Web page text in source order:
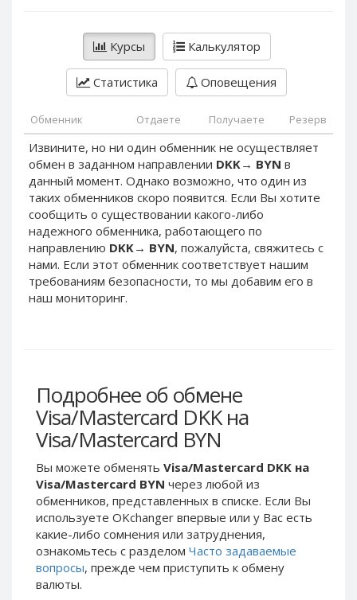
Курсы Калькулятор
Статистика Оповещения
Обменник Отдаете Получаете Резерв
Извините, но ни один обменник не осуществляет
обмен в заданном направлении DKK→ BYN в
данный момент. Однако возможно, что один из
таких обменников скоро появится. Если Вы хотите
сообщить о существовании какого-либо
надежного обменника, работающего по
направлению DKK→ BYN, пожалуйста, свяжитесь с
нами. Если этот обменник соответствует нашим
требованиям безопасности, то мы добавим его в
наш мониторинг.
Подробнее об обмене
Visa/Mastercard DKK на
Visa/Mastercard BYN
Вы можете обменять Visa/Mastercard DKK на
Visa/Mastercard BYN через любой из
обменников, представленных в списке. Если Вы
используете OKchanger впервые или у Вас есть
какие-либо сомнения или затруднения,
ознакомьтесь с разделом Часто задаваемые
вопросы, прежде чем приступить к обмену
валюты.
PayPal NOK
PayPal PLN
PayPal SGD
PayPal CHF
PayPal MYR
Webmoney WMZ
Webmoney WMR
Webmoney WME
Webmoney WMU
Webmoney WMK
Webmoney WMG
Skril EUR
Skril INR
Skril PLN
Skril AUD
Skril NOK
Skril SEK
Paxum USD
Paxum EUR
PayPal NOK
PayPal PLN
PayPal SGD
PayPal CHF
PayPal MYR
Webmoney WMZ
Webmoney WMR
Webmoney WME
Webmoney WMU
Webmoney WMK
Skril EUR
Skril INR
Skril AUD
Skril NOK
Skril SEK
Paxum USD
Paxum EUR